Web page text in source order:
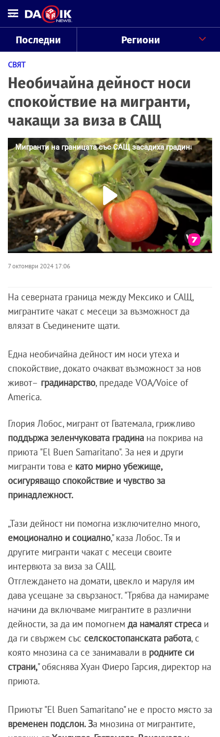
Последни Региони
СВЯТ
Необичайна дейност носи
спокойствие на мигранти,
чакащи за виза в САЩ
7 октомври 2024 17:06
На северната граница между Мексико и САЩ,
мигрантите чакат с месеци за възможност да
влязат в Съединените щати.
Една необичайна дейност им носи утеха и
спокойствие, докато очакват възможност за нов
живот– градинарство, предаде VOA/Voice of
America.
Глория Лобос, мигрант от Гватемала, грижливо
поддържа зеленчуковата градина на покрива на
приюта "El Buen Samaritano". За нея и други
мигранти това е като мирно убежище,
осигуряващо спокойствие и чувство за
принадлежност.
„Тази дейност ни помогна изключително много,
емоционално и социално," каза Лобос. Тя и
другите мигранти чакат с месеци своите
интервюта за виза за САЩ.
Отглеждането на домати, цвекло и маруля им
дава усещане за свързаност. "Трябва да намираме
начини да включваме мигрантите в различни
дейности, за да им помогнем да намалят стреса и
да ги свържем със селскостопанската работа, с
която мнозина са се занимавали в родните си
страни," обяснява Хуан Фиеро Гарсия, директор на
приюта.
Приютът "El Buen Samaritano" не е просто място за
временен подслон. За мнозина от мигрантите,